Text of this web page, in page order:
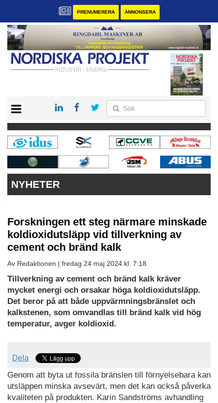
PRENUMERERA ANNONSERA
KONTAKT
VÅRA ANDRA MAGASIN
PRENUMERERA
ANNONSERA
NYHETER
Forskningen ett steg närmare minskade
koldioxidutsläpp vid tillverkning av
cement och bränd kalk
Av Redaktionen | fredag 24 maj 2024 kl. 7:18
Tillverkning av cement och bränd kalk kräver
mycket energi och orsakar höga koldioxidutsläpp.
Det beror på att både uppvärmningsbränslet och
kalkstenen, som omvandlas till bränd kalk vid hög
temperatur, avger koldioxid.
Dela
Genom att byta ut fossila bränslen till förnyelsebara kan
utsläppen minska avsevärt, men det kan också påverka
kvaliteten på produkten. Karin Sandströms avhandling